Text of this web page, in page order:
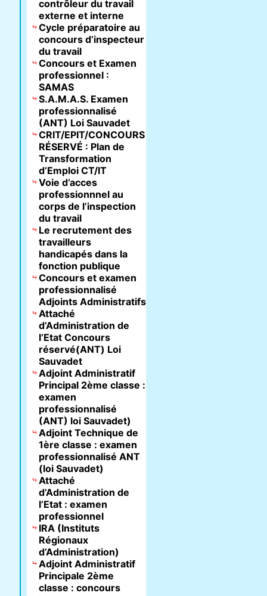
contrôleur du travail
externe et interne
Cycle préparatoire au
concours d’inspecteur
du travail
Concours et Examen
professionnel :
SAMAS
S.A.M.A.S. Examen
professionnalisé
(ANT) Loi Sauvadet
CRIT/EPIT/CONCOURS
RÉSERVÉ : Plan de
Transformation
d’Emploi CT/IT
Voie d’acces
professionnnel au
corps de l’inspection
du travail
Le recrutement des
travailleurs
handicapés dans la
fonction publique
Concours et examen
professionnalisé
Adjoints Administratifs
Attaché
d’Administration de
l’Etat Concours
réservé(ANT) Loi
Sauvadet
Adjoint Administratif
Principal 2ème classe :
examen
professionnalisé
(ANT) loi Sauvadet)
Adjoint Technique de
1ère classe : examen
professionnalisé ANT
(loi Sauvadet)
Attaché
d’Administration de
l’Etat : examen
professionnel
IRA (Instituts
Régionaux
d’Administration)
Adjoint Administratif
Principale 2ème
classe : concours